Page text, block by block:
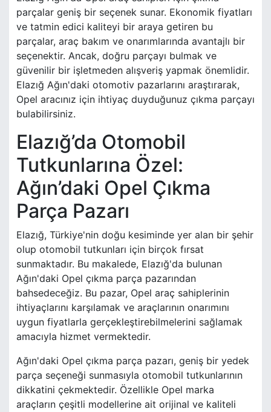
parçalar geniş bir seçenek sunar. Ekonomik fiyatları
ve tatmin edici kaliteyi bir araya getiren bu
parçalar, araç bakım ve onarımlarında avantajlı bir
seçenektir. Ancak, doğru parçayı bulmak ve
güvenilir bir işletmeden alışveriş yapmak önemlidir.
Elazığ Ağın'daki otomotiv pazarlarını araştırarak,
Opel aracınız için ihtiyaç duyduğunuz çıkma parçayı
bulabilirsiniz.
Elazığ’da Otomobil
Tutkunlarına Özel:
Ağın’daki Opel Çıkma
Parça Pazarı
Elazığ, Türkiye'nin doğu kesiminde yer alan bir şehir
olup otomobil tutkunları için birçok fırsat
sunmaktadır. Bu makalede, Elazığ'da bulunan
Ağın'daki Opel çıkma parça pazarından
bahsedeceğiz. Bu pazar, Opel araç sahiplerinin
ihtiyaçlarını karşılamak ve araçlarının onarımını
uygun fiyatlarla gerçekleştirebilmelerini sağlamak
amacıyla hizmet vermektedir.
Ağın'daki Opel çıkma parça pazarı, geniş bir yedek
parça seçeneği sunmasıyla otomobil tutkunlarının
dikkatini çekmektedir. Özellikle Opel marka
araçların çeşitli modellerine ait orijinal ve kaliteli